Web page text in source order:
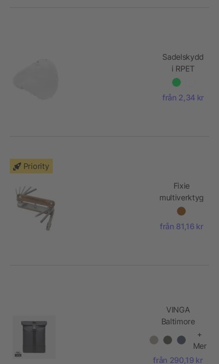
Sadelskydd
i RPET
från 2,34 kr
Priority
Fixie
multiverktyg
i trä med 8
funktioner
för cykel
från 81,16 kr
VINGA
Baltimore
cykelryggsäck
+
Mer
från 290,19 kr